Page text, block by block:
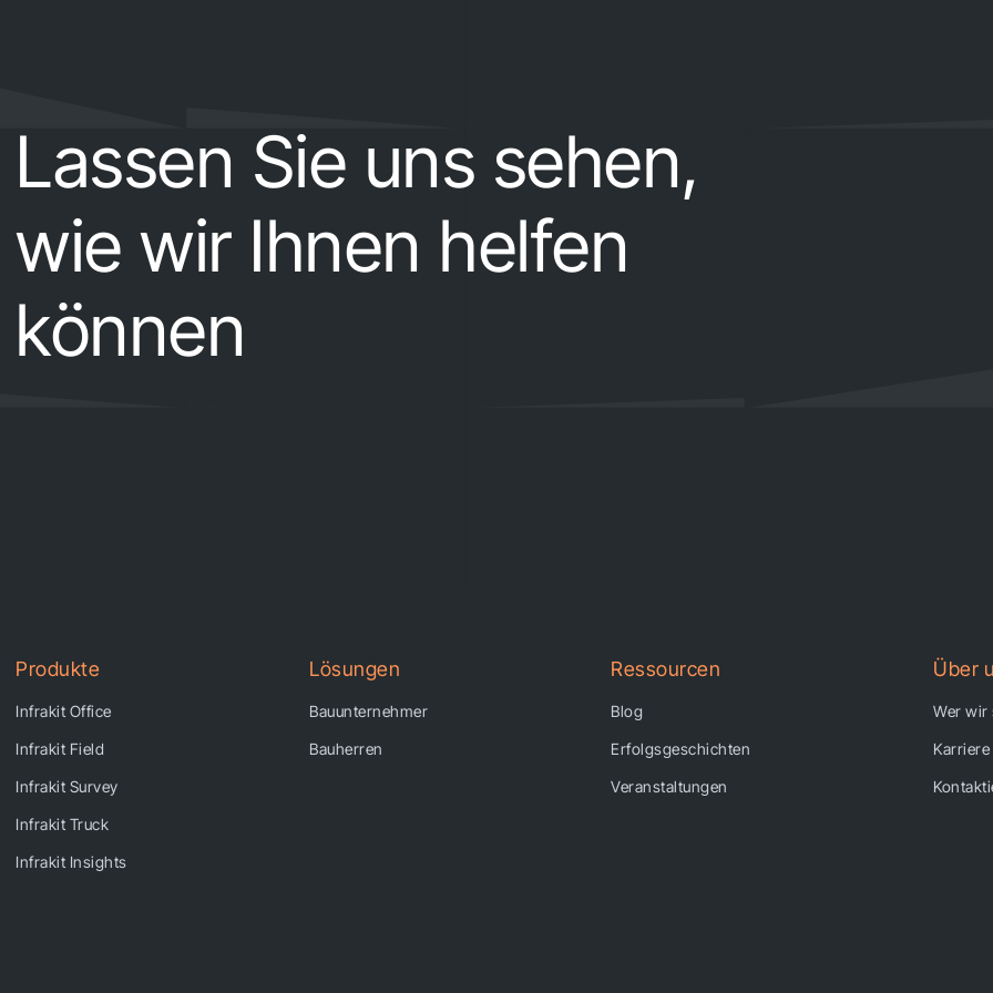
Lassen Sie uns sehen,
wie wir Ihnen helfen
können
Produkte
Infrakit Office
Infrakit Field
Infrakit Survey
Infrakit Truck
Infrakit Insights
Lösungen
Bauunternehmer
Bauherren
Ressourcen
Blog
Erfolgsgeschichten
Veranstaltungen
Über
Wer wir
Karriere